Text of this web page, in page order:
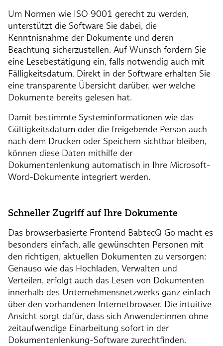
Um Normen wie ISO 9001 gerecht zu werden,
unterstützt die Software Sie dabei, die
Kenntnisnahme der Dokumente und deren
Beachtung sicherzustellen. Auf Wunsch fordern Sie
eine Lesebestätigung ein, falls notwendig auch mit
Fälligkeitsdatum. Direkt in der Software erhalten Sie
eine transparente Übersicht darüber, wer welche
Dokumente bereits gelesen hat.
Damit bestimmte Systeminformationen wie das
Gültigkeitsdatum oder die freigebende Person auch
nach dem Drucken oder Speichern sichtbar bleiben,
können diese Daten mithilfe der
Dokumentenlenkung automatisch in Ihre Microsoft-
Word-Dokumente integriert werden.
Schneller Zugriff auf Ihre Dokumente
Das browserbasierte Frontend BabtecQ Go macht es
besonders einfach, alle gewünschten Personen mit
den richtigen, aktuellen Dokumenten zu versorgen:
Genauso wie das Hochladen, Verwalten und
Verteilen, erfolgt auch das Lesen von Dokumenten
innerhalb des Unternehmensnetzwerks ganz einfach
über den vorhandenen Internetbrowser. Die intuitive
Ansicht sorgt dafür, dass sich Anwender:innen ohne
zeitaufwendige Einarbeitung sofort in der
Dokumentenlenkung-Software zurechtfinden.